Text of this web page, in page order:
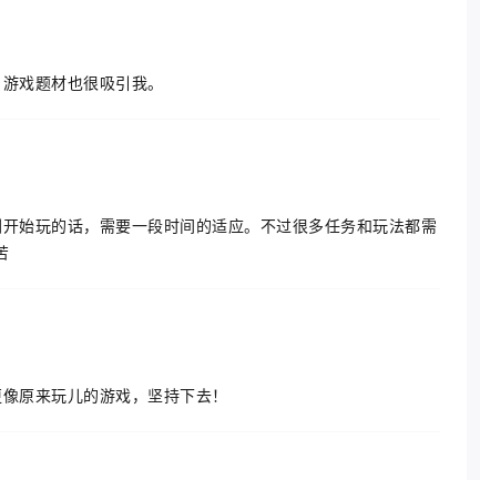
戏题材也很吸引我。
始玩的话，需要一段时间的适应。不过很多任务和玩法都需
原来玩儿的游戏，坚持下去！